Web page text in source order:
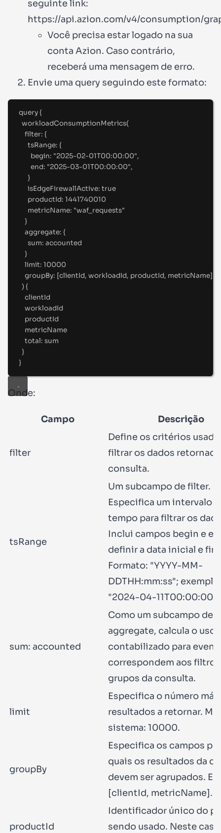
seguinte link:
https://api.azion.com/v4/consumption/
Você precisa estar logado na sua
conta Azion. Caso contrário,
receberá uma mensagem de erro.
Envie uma query seguindo este formato:
query {
workloadConsumptionMetrics(
filter: {
tsRange: {
begin: "2025-02-01T00:00:00",
end: "2025-03-01T00:00:00",
}
isEdgeFirewallActive: true
productId: 1441740010
metricName: "waf_requests"
}
aggregate: {
sum: accounted
}
limit: 10000
groupBy: [clientId, workloadId, productId, metricName]
) {
clientId
workloadId
productId
metricName
total: sum
}
}
Onde:
Campo Descrição
filter
Define os critérios
filtrar os dados
consulta.
tsRange
Um subcampo defilter.
Especifica um intervalo
tempo para filtrar os
Inclui campos begin e
definir a data inicial e
Formato: "YYYY-MM-
DDTHH:mm:ss"; exemplo:
"2024-04-11T00:00:00"
sum: accounted
Como um subcampo de
aggregate, calcula o uso
contabilizado para
correspondem aos
grupos da consulta.
limit
Especifica o número
resultados a retornar.
sistema: 10000.
groupBy
Especifica os campos
quais os resultados da
devem ser agrupados.
[clientId, metricName].
productId
Identificador único do
sendo usado. Neste